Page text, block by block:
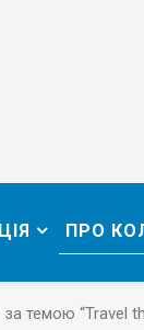
ПРО
темою “Travel